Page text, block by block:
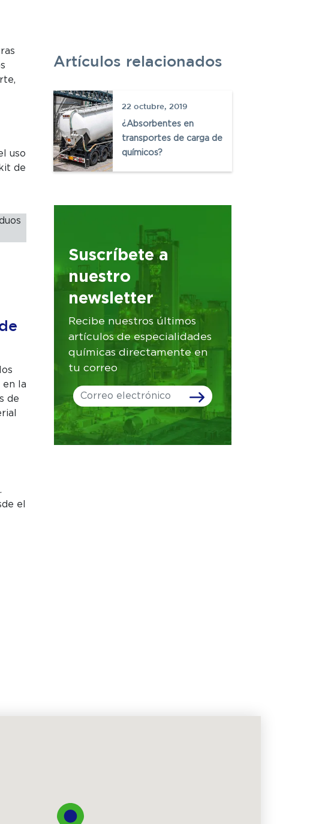
uso
de
en la
de
el
Artículos relacionados
22 octubre, 2019
¿Absorbentes en
transportes de carga de
químicos?
Suscríbete a
nuestro
newsletter
Recibe nuestros últimos
artículos de especialidades
químicas directamente en
tu correo
Leave
this
field
blank